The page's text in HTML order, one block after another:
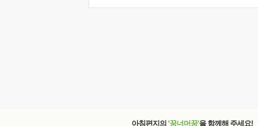
아침편지의 '꿈너머꿈'을 함께해 주세요!